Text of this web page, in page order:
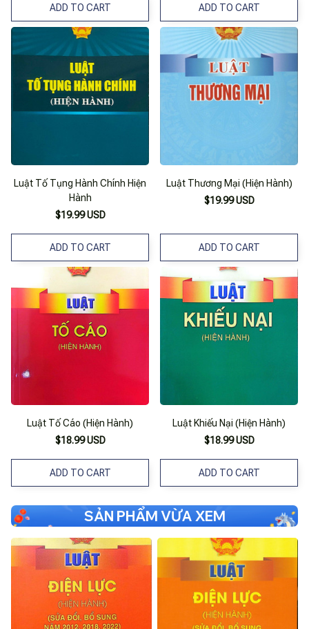
ADD TO CART ADD TO CART
Luật Tố Tụng Hành Chính Hiện
Hành
$19.99 USD
ADD TO CART
Luật Thương Mại (Hiện Hành)
$19.99 USD
ADD TO CART
Luật Tố Cáo (Hiện Hành)
$18.99 USD
ADD TO CART
Luật Khiếu Nại (Hiện Hành)
$18.99 USD
ADD TO CART
SẢN PHẨM VỪA XEM